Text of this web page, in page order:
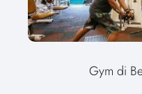
Gym di